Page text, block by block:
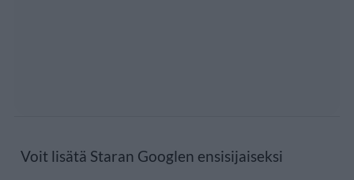
Voit lisätä Staran Googlen ensisijaiseksi